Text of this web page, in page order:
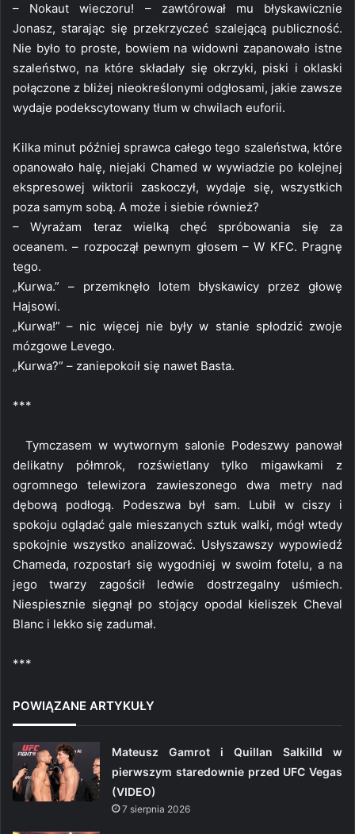
– Nokaut wieczoru! – zawtórował mu błyskawicznie
Jonasz, starając się przekrzyczeć szalejącą publiczność.
Nie było to proste, bowiem na widowni zapanowało istne
szaleństwo, na które składały się okrzyki, piski i oklaski
połączone z bliżej nieokreślonymi odgłosami, jakie zawsze
wydaje podekscytowany tłum w chwilach euforii.
Kilka minut później sprawca całego tego szaleństwa, które
opanowało halę, niejaki Chamed w wywiadzie po kolejnej
ekspresowej wiktorii zaskoczył, wydaje się, wszystkich
poza samym sobą. A może i siebie również?
– Wyrażam teraz wielką chęć spróbowania się za
oceanem. – rozpoczął pewnym głosem – W KFC. Pragnę
tego.
„Kurwa.” – przemknęło lotem błyskawicy przez głowę
Hajsowi.
„Kurwa!” – nic więcej nie były w stanie spłodzić zwoje
mózgowe Levego.
„Kurwa?” – zaniepokoił się nawet Basta.
***
Tymczasem w wytwornym salonie Podeszwy panował
delikatny półmrok, rozświetlany tylko migawkami z
ogromnego telewizora zawieszonego dwa metry nad
dębową podłogą. Podeszwa był sam. Lubił w ciszy i
spokoju oglądać gale mieszanych sztuk walki, mógł wtedy
spokojnie wszystko analizować. Usłyszawszy wypowiedź
Chameda, rozpostarł się wygodniej w swoim fotelu, a na
jego twarzy zagościł ledwie dostrzegalny uśmiech.
Niespiesznie sięgnął po stojący opodal kieliszek Cheval
Blanc i lekko się zadumał.
***
POWIĄZANE ARTYKUŁY
Mateusz Gamrot i Quillan Salkilld w
pierwszym staredownie przed UFC Vegas
(VIDEO)
7 sierpnia 2026